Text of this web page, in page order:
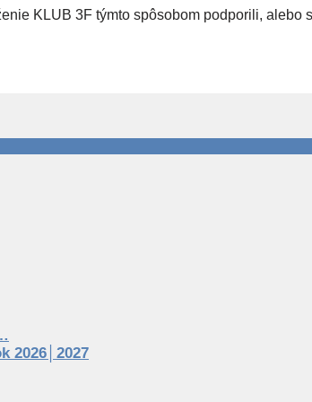
KLUB 3F týmto spôsobom podporili, alebo
2026│2027